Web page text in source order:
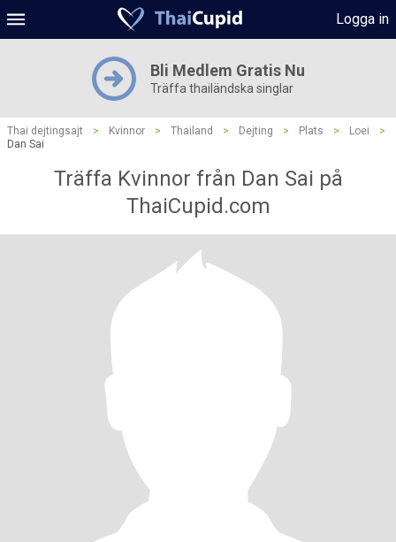
Logga in
Bli Medlem Gratis Nu
Träffa thailändska singlar
Thai dejtingsajt > Kvinnor > Thailand > Dejting > Plats > Loei
>
Dan Sai
Träffa Kvinnor från Dan Sai på
ThaiCupid.com